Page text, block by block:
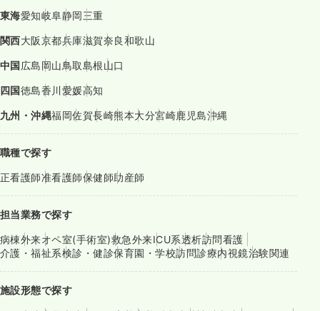
東海愛知岐阜静岡三重
関西大阪京都兵庫滋賀奈良和歌山
中国広島岡山鳥取島根山口
四国徳島香川愛媛高知
九州・沖縄福岡佐賀長崎熊本大分宮崎鹿児島沖縄
職種で探す
正看護師准看護師保健師助産師
担当業務で探す
病棟外来オペ室(手術室)救急外来ICU系透析訪問看護
介護・福祉系検診・健診保育園・学校訪問診療内視鏡治験関連
施設形態で探す